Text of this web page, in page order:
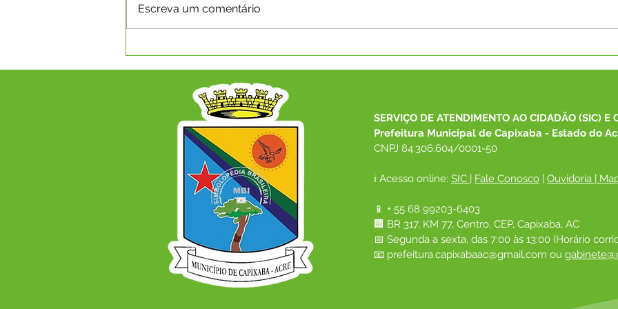
CONFERÊNCIA MUNICIPAL
DE SAÚDE COM O TEMA
"SAÚDE, DEMOCRACIA,
SOBERANIA E SUS: CUIDAR
DO POVO É CUIDAR DO
BRASIL", EM CAPIXABA
Escreva um comentário
SERVIÇO DE ATENDIMENTO AO CIDADÃO (SIC) E
Prefeitura Municipal de Capixaba - Estado do
CNPJ 84.306.604/0001-50
ℹ️ Acesso online: SIC Fale Conosco Ouvidoria
📱 + 55 68 99203-6403
🏢 BR 317, KM 77, Centro, CEP, Capixaba, AC
📅 Segunda a sexta, das 7:00 às 13:00 (Horário
📧 prefeitura.capixabaac@gmail.com ou